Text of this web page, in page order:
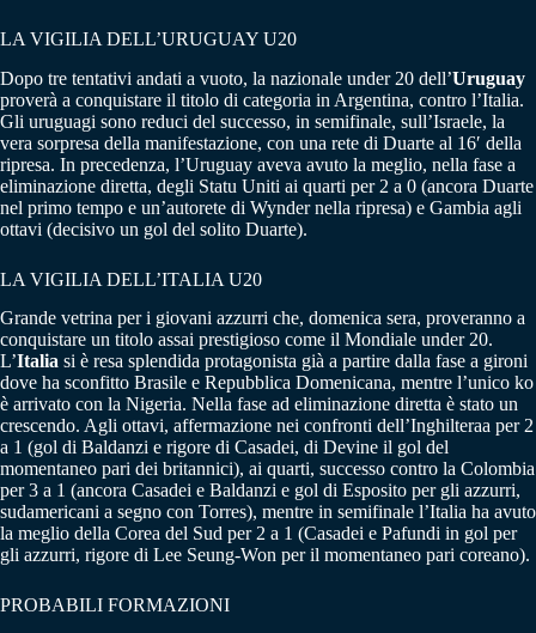
LA VIGILIA DELL’URUGUAY U20
Dopo tre tentativi andati a vuoto, la nazionale under 20 dell’Uruguay
proverà a conquistare il titolo di categoria in Argentina, contro l’Italia.
Gli uruguagi sono reduci del successo, in semifinale, sull’Israele, la
vera sorpresa della manifestazione, con una rete di Duarte al 16′ della
ripresa. In precedenza, l’Uruguay aveva avuto la meglio, nella fase a
eliminazione diretta, degli Statu Uniti ai quarti per 2 a 0 (ancora Duarte
nel primo tempo e un’autorete di Wynder nella ripresa) e Gambia agli
ottavi (decisivo un gol del solito Duarte).
LA VIGILIA DELL’ITALIA U20
Grande vetrina per i giovani azzurri che, domenica sera, proveranno a
conquistare un titolo assai prestigioso come il Mondiale under 20.
L’Italia si è resa splendida protagonista già a partire dalla fase a gironi
dove ha sconfitto Brasile e Repubblica Domenicana, mentre l’unico ko
è arrivato con la Nigeria. Nella fase ad eliminazione diretta è stato un
crescendo. Agli ottavi, affermazione nei confronti dell’Inghilteraa per 2
a 1 (gol di Baldanzi e rigore di Casadei, di Devine il gol del
momentaneo pari dei britannici), ai quarti, successo contro la Colombia
per 3 a 1 (ancora Casadei e Baldanzi e gol di Esposito per gli azzurri,
sudamericani a segno con Torres), mentre in semifinale l’Italia ha avuto
la meglio della Corea del Sud per 2 a 1 (Casadei e Pafundi in gol per
gli azzurri, rigore di Lee Seung-Won per il momentaneo pari coreano).
PROBABILI FORMAZIONI